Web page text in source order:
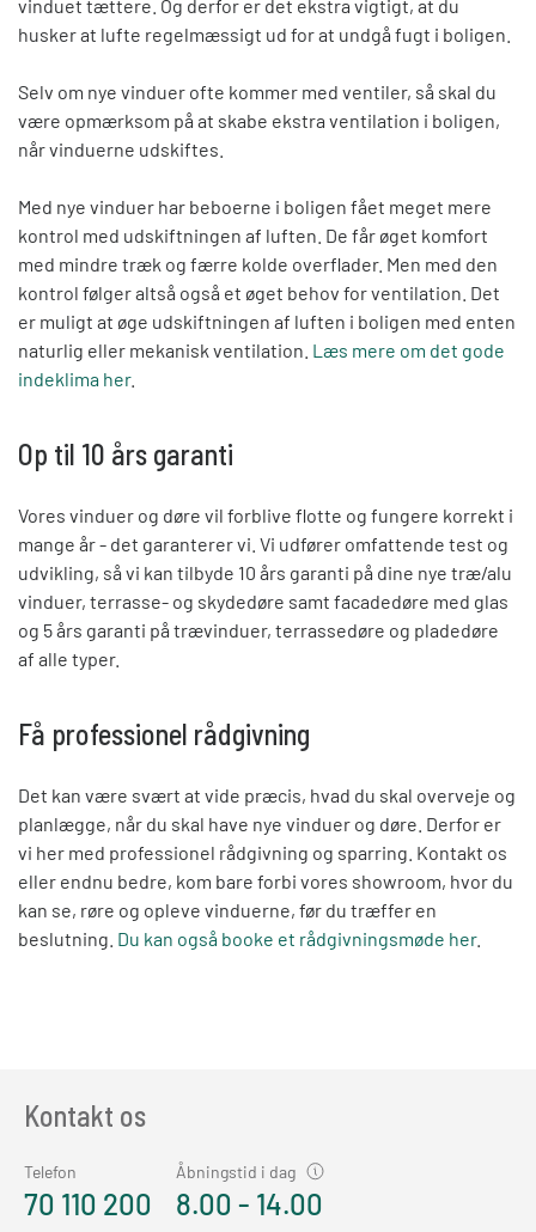
vinduet tættere. Og derfor er det ekstra vigtigt, at du
husker at lufte regelmæssigt ud for at undgå fugt i boligen.
Selv om nye vinduer ofte kommer med ventiler, så skal du
være opmærksom på at skabe ekstra ventilation i boligen,
når vinduerne udskiftes.
Med nye vinduer har beboerne i boligen fået meget mere
kontrol med udskiftningen af luften. De får øget komfort
med mindre træk og færre kolde overflader. Men med den
kontrol følger altså også et øget behov for ventilation. Det
er muligt at øge udskiftningen af luften i boligen med enten
naturlig eller mekanisk ventilation. Læs mere om det gode
indeklima her.
Op til 10 års garanti
Vores vinduer og døre vil forblive flotte og fungere korrekt i
mange år - det garanterer vi. Vi udfører omfattende test og
udvikling, så vi kan tilbyde 10 års garanti på dine nye træ/alu
vinduer, terrasse- og skydedøre samt facadedøre med glas
og 5 års garanti på trævinduer, terrassedøre og pladedøre
af alle typer.
Få professionel rådgivning
Det kan være svært at vide præcis, hvad du skal overveje og
planlægge, når du skal have nye vinduer og døre. Derfor er
vi her med professionel rådgivning og sparring. Kontakt os
eller endnu bedre, kom bare forbi vores showroom, hvor du
kan se, røre og opleve vinduerne, før du træffer en
beslutning. Du kan også booke et rådgivningsmøde her.
Kontakt os
Telefon
70 110 200
Åbningstid i dag
8.00 - 14.00